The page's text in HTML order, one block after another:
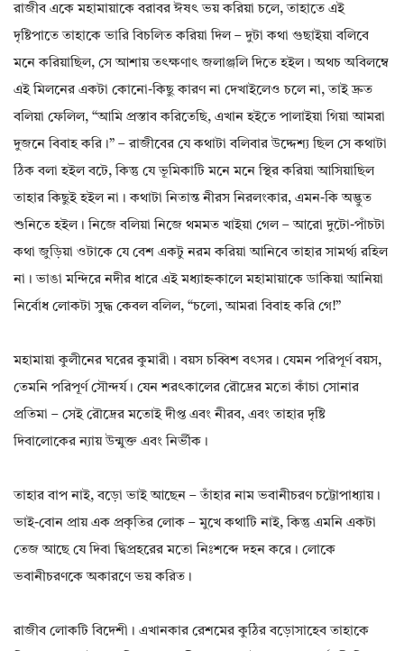
রাজীব একে মহামায়াকে বরাবর ঈষৎ ভয় করিয়া চলে, তাহাতে এই
দৃষ্টিপাতে তাহাকে ভারি বিচলিত করিয়া দিল – দুটা কথা গুছাইয়া বলিবে
মনে করিয়াছিল, সে আশায় তৎক্ষণাৎ জলাঞ্জলি দিতে হইল। অথচ অবিলম্বে
এই মিলনের একটা কোনো-কিছু কারণ না দেখাইলেও চলে না, তাই দ্রুত
বলিয়া ফেলিল, “আমি প্রস্তাব করিতেছি, এখান হইতে পালাইয়া গিয়া আমরা
দুজনে বিবাহ করি।” – রাজীবের যে কথাটা বলিবার উদ্দেশ্য ছিল সে কথাটা
ঠিক বলা হইল বটে, কিন্তু যে ভূমিকাটি মনে মনে স্থির করিয়া আসিয়াছিল
তাহার কিছুই হইল না। কথাটা নিতান্ত নীরস নিরলংকার, এমন-কি অদ্ভুত
শুনিতে হইল। নিজে বলিয়া নিজে থমমত খাইয়া গেল – আরো দুটো-পাঁচটা
কথা জুড়িয়া ওটাকে যে বেশ একটু নরম করিয়া আনিবে তাহার সামর্থ্য রহিল
না। ভাঙা মন্দিরে নদীর ধারে এই মধ্যাহ্নকালে মহামায়াকে ডাকিয়া আনিয়া
নির্বোধ লোকটা সুদ্ধ কেবল বলিল, “চলো, আমরা বিবাহ করি গে!”
মহামায়া কুলীনের ঘরের কুমারী। বয়স চব্বিশ বৎসর। যেমন পরিপূর্ণ বয়স,
তেমনি পরিপূর্ণ সৌন্দর্য। যেন শরৎকালের রৌদ্রের মতো কাঁচা সোনার
প্রতিমা – সেই রৌদ্রের মতোই দীপ্ত এবং নীরব, এবং তাহার দৃষ্টি
দিবালোকের ন্যায় উন্মুক্ত এবং নির্ভীক।
তাহার বাপ নাই, বড়ো ভাই আছেন – তাঁহার নাম ভবানীচরণ চট্টোপাধ্যায়।
ভাই-বোন প্রায় এক প্রকৃতির লোক – মুখে কথাটি নাই, কিন্তু এমনি একটা
তেজ আছে যে দিবা দ্বিপ্রহরের মতো নিঃশব্দে দহন করে। লোকে
ভবানীচরণকে অকারণে ভয় করিত।
রাজীব লোকটি বিদেশী। এখানকার রেশমের কুঠির বড়োসাহেব তাহাকে